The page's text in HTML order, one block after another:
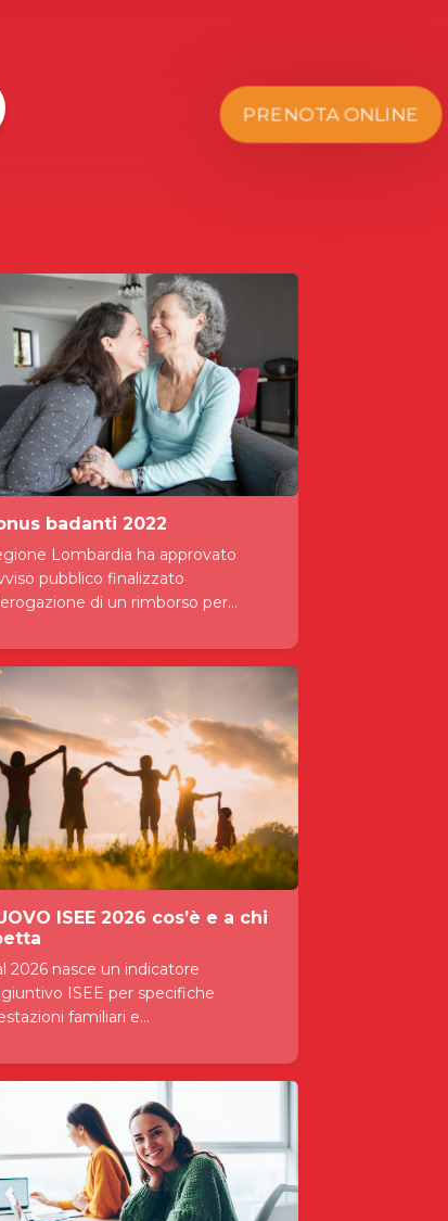
PRENOTA ONLINE
badanti 2022
Lombardia ha approvato
pubblico finalizzato
di un rimborso per...
ISEE 2026 cos’è e a chi
2026 nasce un indicatore
ISEE per specifiche
familiari e...